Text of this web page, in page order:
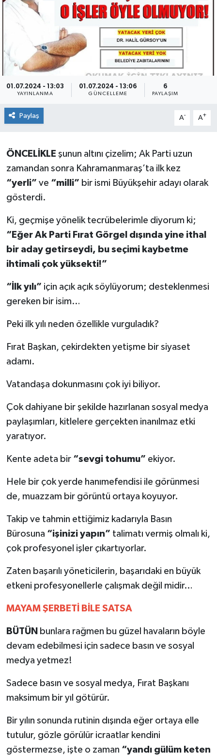
01.07.2024 - 13:03
YAYINLANMA
01.07.2024 - 13:06
GÜNCELLEME
6
PAYLAŞIM
Paylaş A- A+
Ö NCELİKLE şunun altını çizelim; Ak Parti uzun
zamandan sonra Kahramanmaraş’ta ilk kez
“yerli” ve “milli” bir ismi Büyükşehir adayı olarak
gösterdi.
Ki, geçmişe yönelik tecrübelerimle diyorum ki;
“Eğer Ak Parti Fırat Görgel dışında yine ithal
bir aday getirseydi, bu seçimi kaybetme
ihtimali çok yüksekti!”
“İlk yılı” için açık açık söylüyorum; desteklenmesi
gereken bir isim…
Peki ilk yılı neden özellikle vurguladık?
Fırat Başkan, çekirdekten yetişme bir siyaset
adamı.
Vatandaşa dokunmasını çok iyi biliyor.
Çok dahiyane bir şekilde hazırlanan sosyal medya
paylaşımları, kitlelere gerçekten inanılmaz etki
yaratıyor.
Kente adeta bir “sevgi tohumu” ekiyor.
Hele bir çok yerde hanımefendisi ile görünmesi
de, muazzam bir görüntü ortaya koyuyor.
Takip ve tahmin ettiğimiz kadarıyla Basın
Bürosuna “işinizi yapın” talimatı vermiş olmalı ki,
çok profesyonel işler çıkartıyorlar.
Zaten başarılı yöneticilerin, başarıdaki en büyük
etkeni profesyonellerle çalışmak değil midir…
MAYAM ŞERBETİ BİLE SATSA
BÜTÜN bunlara rağmen bu güzel havaların böyle
devam edebilmesi için sadece basın ve sosyal
medya yetmez!
Sadece basın ve sosyal medya, Fırat Başkanı
maksimum bir yıl götürür.
Bir yılın sonunda rutinin dışında eğer ortaya elle
tutulur, gözle görülür icraatlar kendini
göstermezse, işte o zaman “yandı gülüm keten
KÜLTÜR&SANAT
ONİKİŞUBAT
SAĞLIK
SİVİL TOPLUM
SİYASET
SPOR